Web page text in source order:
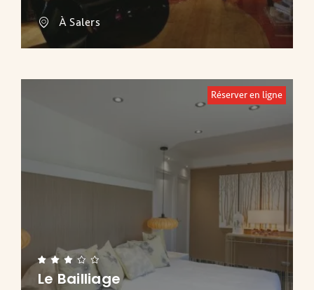
À Salers
Réserver en ligne
Le Bailliage